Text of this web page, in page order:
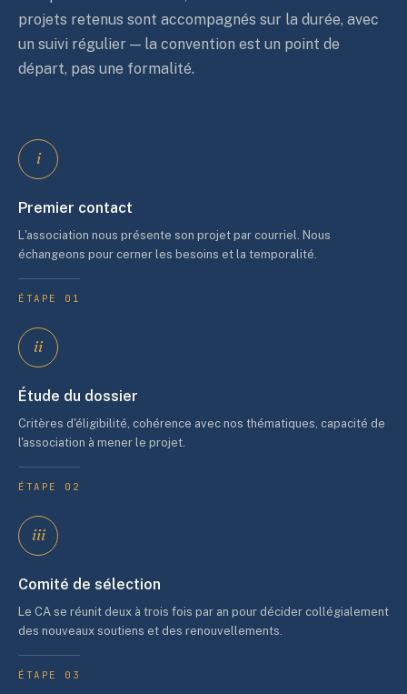
projets retenus sont accompagnés sur la durée, avec
un suivi régulier — la convention est un point de
départ, pas une formalité.
i
Premier contact
L'association nous présente son projet par courriel. Nous
échangeons pour cerner les besoins et la temporalité.
ÉTAPE 01
ii
Étude du dossier
Critères d'éligibilité, cohérence avec nos thématiques, capacité de
l'association à mener le projet.
ÉTAPE 02
iii
Comité de sélection
Le CA se réunit deux à trois fois par an pour décider collégialement
des nouveaux soutiens et des renouvellements.
ÉTAPE 03